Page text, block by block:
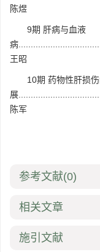
陈煜
9期 肝病与血液
病
王昭
10期 药物性肝损
展
陈军
参考文献(0)
相关文章
施引文献